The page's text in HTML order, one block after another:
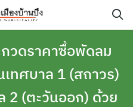
วดราคาซื้อพัดลม
เทศบาล 1 (สถาวร)
2 (ตะวันออก) ด้วย